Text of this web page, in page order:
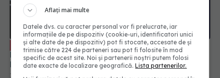
EXCLUSIV Totul despre cancerul colorectal. Dr.
Eliza Gangone (SANADOR), la DC Medical și DC
News
18 aug 2025, 13:35
Aflați mai multe
Datele dvs. cu caracter personal vor fi prelucrate, iar
informațiile de pe dispozitiv (cookie-uri, identificatori unici
și alte date de pe dispozitiv) pot fi stocate, accesate de și
trimise către 224 de parteneri sau pot fi folosite în mod
specific de acest site. Noi și partenerii noștri putem folosi
date exacte de localizare geografică.Lista partenerilor.